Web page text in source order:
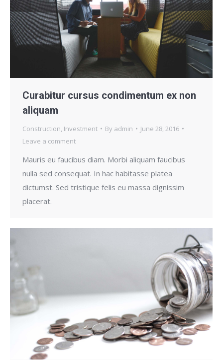
Curabitur cursus condimentum ex non
aliquam
Construction, Investment By admin
June 28, 2016
Leave a comment
Mauris eu faucibus diam. Morbi aliquam faucibus
nulla sed consequat. In hac habitasse platea
dictumst. Sed tristique felis eu massa dignissim
placerat.